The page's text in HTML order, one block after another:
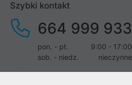
Szybki kontakt
664 999 933
pon. - pt.
9:00 - 17:00
sob. - niedz.
nieczynne